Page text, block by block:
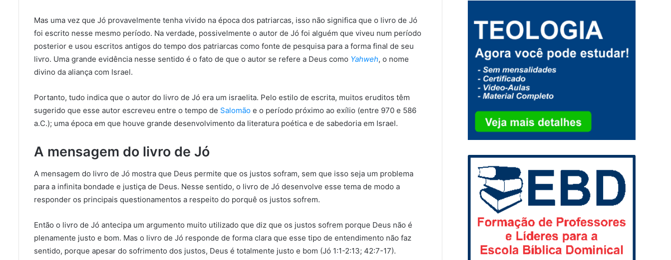
Mas uma vez que Jó provavelmente tenha vivido na época dos patriarcas, isso não significa que o livro de Jó
foi escrito nesse mesmo período. Na verdade, possivelmente o autor de Jó foi alguém que viveu num período
posterior e usou escritos antigos do tempo dos patriarcas como fonte de pesquisa para a forma final de seu
livro. Uma grande evidência nesse sentido é o fato de que o autor se refere a Deus como Yahweh, o nome
divino da aliança com Israel.
Portanto, tudo indica que o autor do livro de Jó era um israelita. Pelo estilo de escrita, muitos eruditos têm
sugerido que esse autor escreveu entre o tempo de Salomão e o período próximo ao exílio (entre 970 e 586
a.C.); uma época em que houve grande desenvolvimento da literatura poética e de sabedoria em Israel.
A mensagem do livro de Jó
A mensagem do livro de Jó mostra que Deus permite que os justos sofram, sem que isso seja um problema
para a infinita bondade e justiça de Deus. Nesse sentido, o livro de Jó desenvolve esse tema de modo a
responder os principais questionamentos a respeito do porquê os justos sofrem.
Então o livro de Jó antecipa um argumento muito utilizado que diz que os justos sofrem porque Deus não é
plenamente justo e bom. Mas o livro de Jó responde de forma clara que esse tipo de entendimento não faz
sentido, porque apesar do sofrimento dos justos, Deus é totalmente justo e bom (Jó 1:1-2:13; 42:7-17).